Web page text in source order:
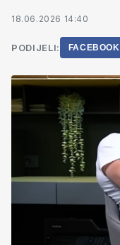
18.06.2026 14:40
PODIJELI: FACEBOOK